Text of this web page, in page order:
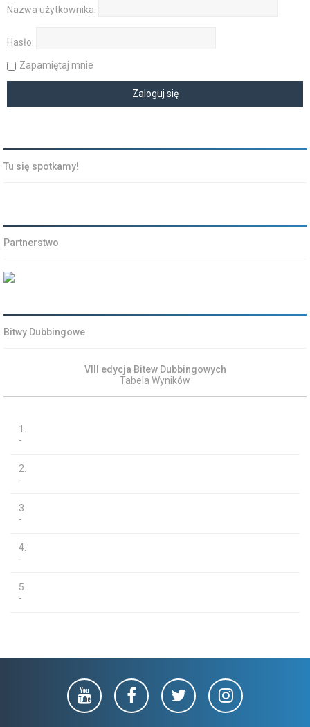
Nazwa użytkownika:
Hasło:
Zapamiętaj mnie
Tu się spotkamy!
Partnerstwo
Bitwy Dubbingowe
VIII edycja Bitew Dubbingowych
Tabela Wyników
1.
-
2.
-
3.
-
4.
-
5.
-